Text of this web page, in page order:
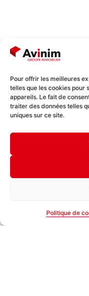
Pour offrir les meilleures
telles que les cookies
appareils. Le fait de
traiter des données telles
uniques sur ce site.
Politique de